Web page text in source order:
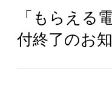
「もらえる
付終了のお